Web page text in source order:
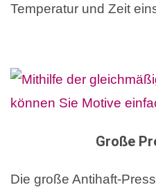
Temperatur und Zeit
Große
Die große Antihaft-